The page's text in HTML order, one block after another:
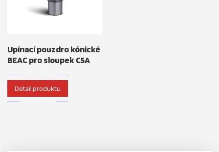
Upínací pouzdro kónické
BEAC pro sloupek C5A
Detail produktu